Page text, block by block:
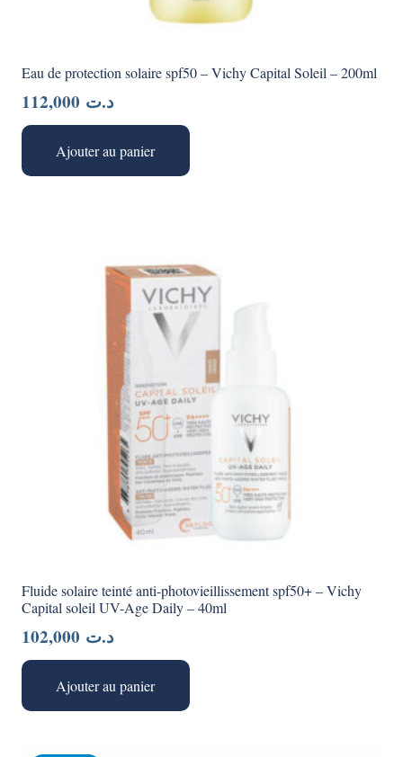
Eau de protection solaire spf50 – Vichy Capital Soleil – 200ml
د.ت
Ajouter au panier
Fluide solaire teinté anti-photovieillissement spf50+ – Vichy
Capital soleil UV-Age Daily – 40ml
د.ت
Ajouter au panier